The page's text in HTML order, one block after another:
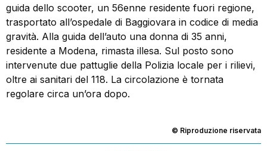
guida dello scooter, un 56enne residente fuori regione,
trasportato all’ospedale di Baggiovara in codice di media
gravità. Alla guida dell’auto una donna di 35 anni,
residente a Modena, rimasta illesa. Sul posto sono
intervenute due pattuglie della Polizia locale per i rilievi,
oltre ai sanitari del 118. La circolazione è tornata
regolare circa un’ora dopo.
© Riproduzione riservata